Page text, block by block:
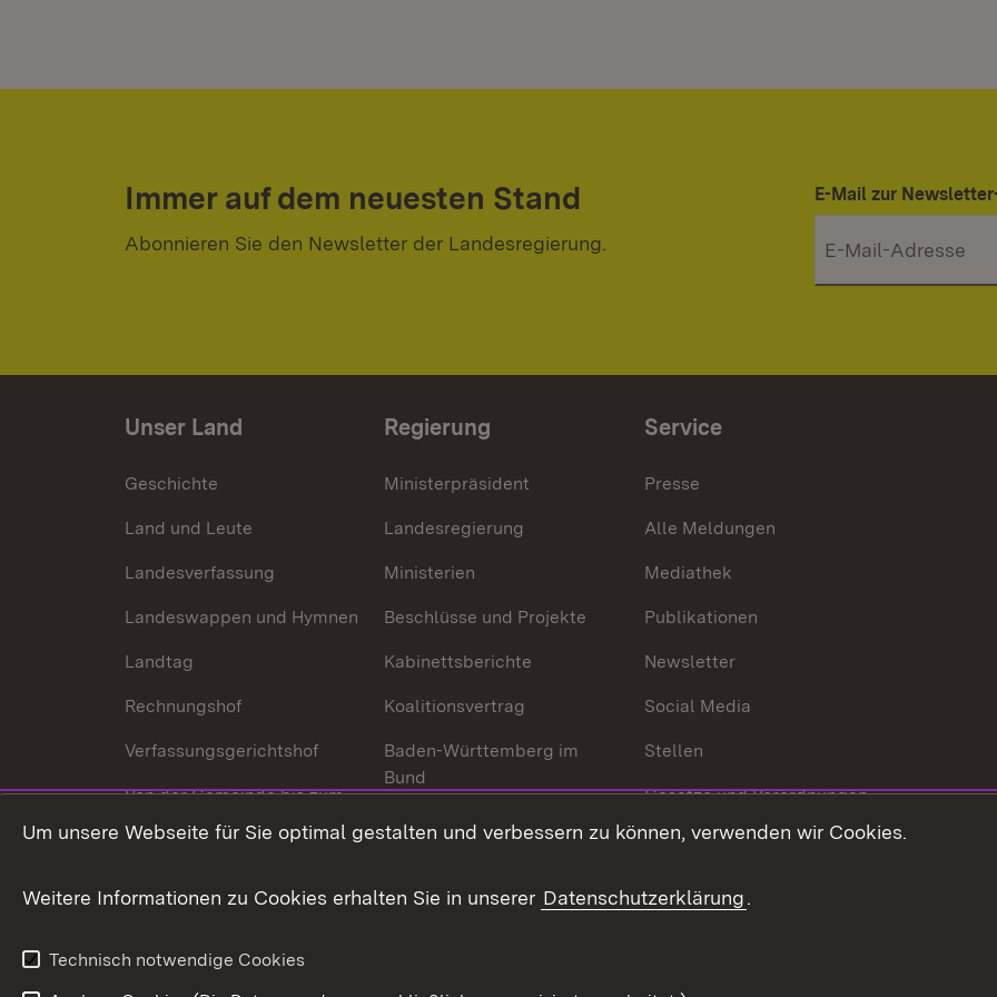
Immer auf dem neuesten Stand
Abonnieren Sie den Newsletter der Landesregierung.
E-Mail zur
Unser Land
Geschichte
Land und Leute
Landesverfassung
Landeswappen und Hymnen
Landtag
Rechnungshof
Verfassungsgerichtshof
Von der Gemeinde bis zum
Ministerium
Wirtschaftsstandort
Urlaubs- und Kulturland
Regierung
Ministerpräsident
Landesregierung
Ministerien
Beschlüsse und Projekte
Kabinettsberichte
Koalitionsvertrag
Baden-Württemberg im
Bund
In Europa und der Welt
Service
Presse
Alle Meldungen
Mediathek
Publikationen
Newsletter
Social Media
Stellen
Gesetze und Verordnungen
Gesetzblatt
Um unsere Webseite für Sie optimal gestalten und verbessern zu können, verwenden wir Cookies.
Weitere Informationen zu Cookies erhalten Sie in unserer Datenschutzerklärung.
Technisch notwendige Cookies